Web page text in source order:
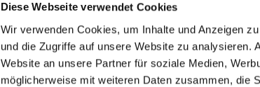
Diese Webseite verwendet Cookies
Wir verwenden Cookies, um Inhalte und Anzeigen
und die Zugriffe auf unsere Website zu analysieren.
Website an unsere Partner für soziale Medien,
möglicherweise mit weiteren Daten zusammen, die